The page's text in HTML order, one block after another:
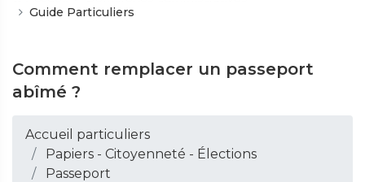
Guide Particuliers
Comment remplacer un passeport
abîmé ?
Accueil particuliers
Papiers - Citoyenneté - Élections
Passeport